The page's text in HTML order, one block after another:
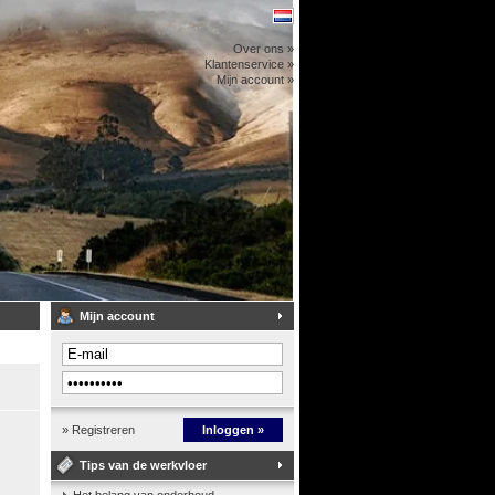
Over ons »
Klantenservice »
Mijn account »
Mijn account
» Registreren Inloggen »
Tips van de werkvloer